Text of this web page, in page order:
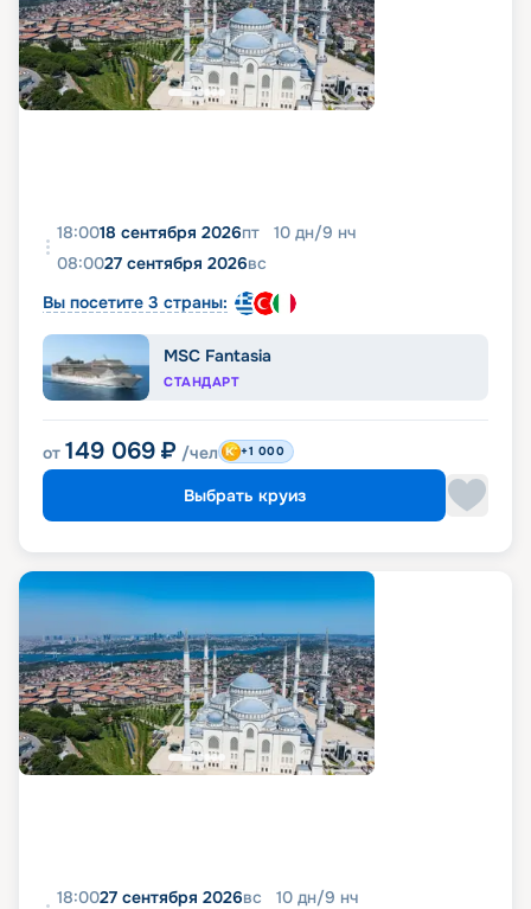
18:0018 сентября 2026пт 10 дн/9 нч
08:0027 сентября 2026вс
Вы посетите 3 страны:
MSC Fantasia
СТАНДАРТ
от 149 069 ₽ /чел +1 000
Выбрать круиз
18:0027 сентября 2026вс 10 дн/9 нч